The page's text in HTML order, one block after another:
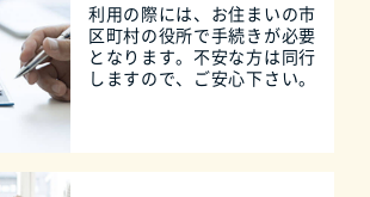
利用の際には、お住まいの市
区町村の役所で手続きが必要
となります。不安な方は同行
しますので、ご安心下さい。